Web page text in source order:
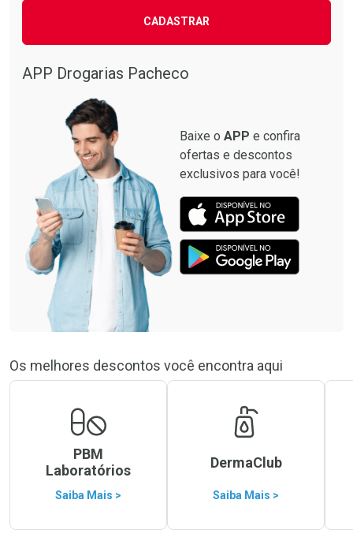
CADASTRAR
APP Drogarias Pacheco
Baixe o APP e confira
ofertas e descontos
exclusivos para você!
Os melhores descontos você encontra aqui
PBM
Laboratórios
Saiba Mais >
DermaClub
Saiba Mais >